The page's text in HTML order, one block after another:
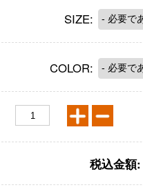
SIZE:
COLOR:
税込金額: